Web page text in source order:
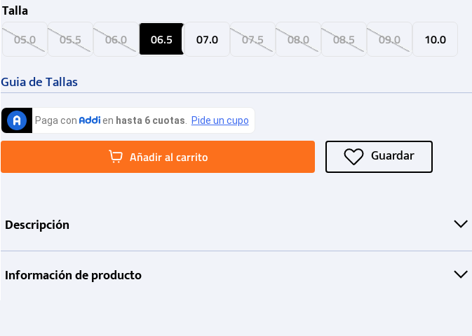
Talla
05.0 05.5 06.0 06.5 07.0 07.5 08.0 08.5 09.0 10.0
Guia de Tallas
Añadir al carrito
Descripción
Información de producto